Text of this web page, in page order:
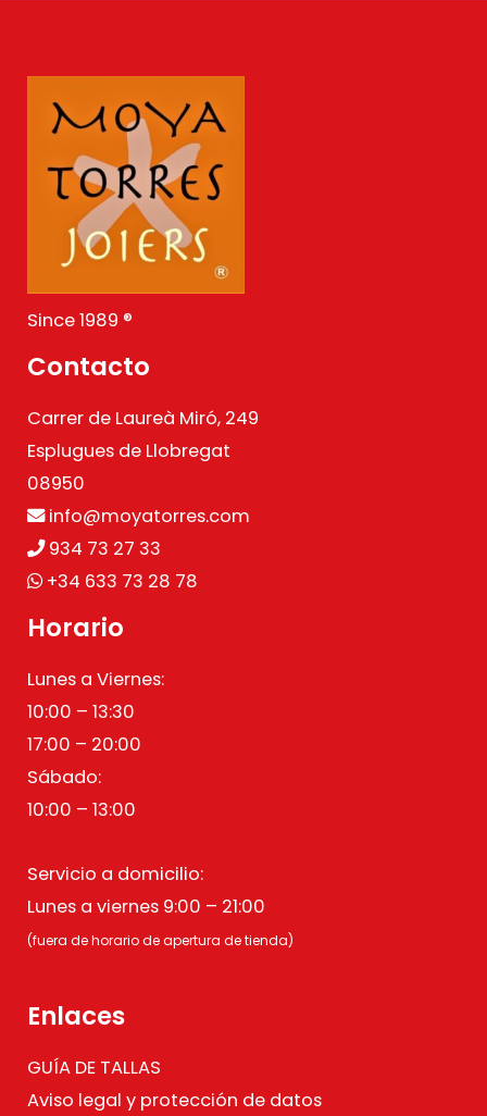
Since 1989 ®
Contacto
Carrer de Laureà Miró, 249
Esplugues de Llobregat
08950
info@moyatorres.com
934 73 27 33
+34 633 73 28 78
Horario
Lunes a Viernes:
10:00 – 13:30
17:00 – 20:00
Sábado:
10:00 – 13:00
Servicio a domicilio:
Lunes a viernes 9:00 – 21:00
(fuera de horario de apertura de tienda)
Enlaces
GUÍA DE TALLAS
Aviso legal y protección de datos